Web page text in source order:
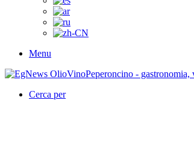
Menu
Cerca per